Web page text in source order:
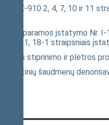
Nr. X-910 2, 4, 7, 10 ir 11
paramos įstatymo Nr.
17-1, 18-1 straipsniais
saugos stiprinimo ir plėtros
kasetinių šaudmenų